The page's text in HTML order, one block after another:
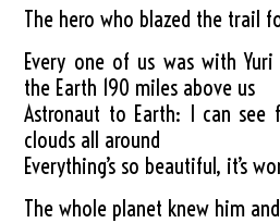
The hero who blazed the trail
Every one of us was with
the Earth 190 miles above us
Astronaut to Earth: I can see
clouds all around
Everything’s so beautiful, it’s
The whole planet knew him